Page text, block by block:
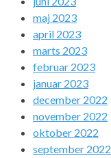
maj 2023
april 2023
marts 2023
februar 2023
januar 2023
december 2022
november 2022
oktober 2022
september 2022